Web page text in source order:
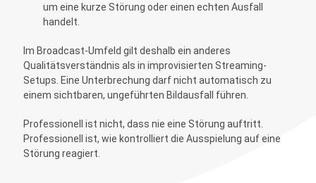
um eine kurze Störung oder einen echten Ausfall
handelt.
Im Broadcast-Umfeld gilt deshalb ein anderes
Qualitätsverständnis als in improvisierten Streaming-
Setups. Eine Unterbrechung darf nicht automatisch zu
einem sichtbaren, ungeführten Bildausfall führen.
Professionell ist nicht, dass nie eine Störung auftritt.
Professionell ist, wie kontrolliert die Ausspielung auf eine
Störung reagiert.